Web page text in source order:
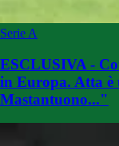
Serie A
ESCLUSIVA -
in Europa. Atta è
Mastantuono..."